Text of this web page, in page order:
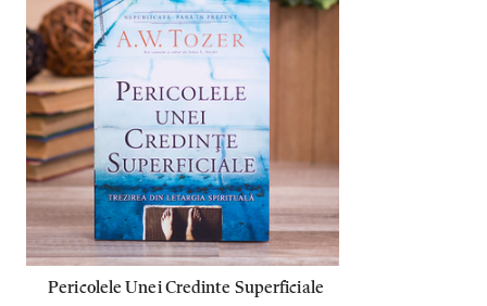
Pericolele Unei Credinte Superficiale